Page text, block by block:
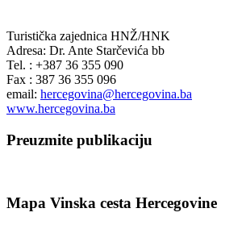
Turistička zajednica HNŽ/HNK
Adresa: Dr. Ante Starčevića bb
Tel. : +387 36 355 090
Fax : 387 36 355 096
email: hercegovina@hercegovina.ba
www.hercegovina.ba
Preuzmite publikaciju
Mapa Vinska cesta Hercegovine